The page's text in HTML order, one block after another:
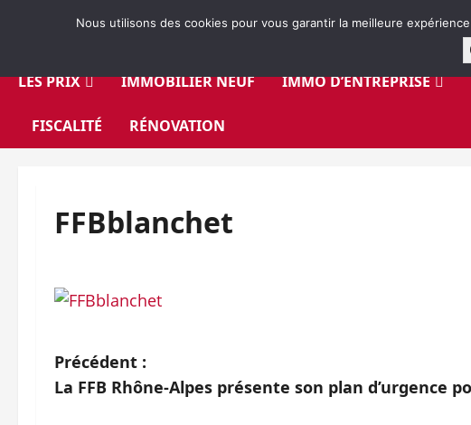
LES PRIX
IMMOBILIER NEUF IMMO D’ENTREPRISE
FISCALITÉ RÉNOVATION
FFBblanchet
N
a
Précédent :
La FFB Rhône-Alpes présente son plan d’urgence
Nous utilisons des cookies pour vous garantir la meilleure